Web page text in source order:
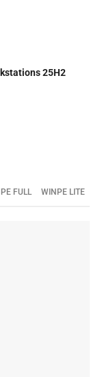
25H2
FULL WINPE LITE